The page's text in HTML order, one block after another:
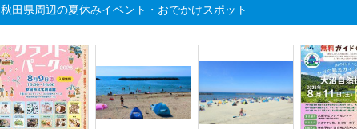
秋田県周辺の夏休みイベント・おでかけスポット